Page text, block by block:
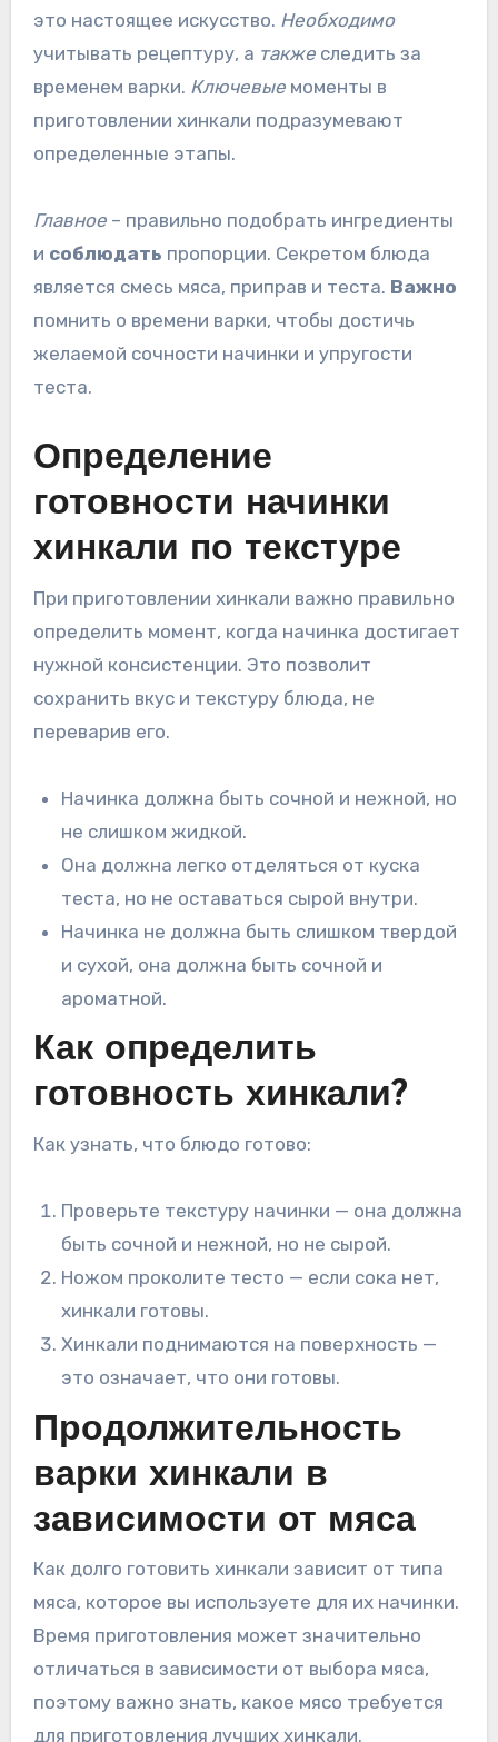
это настоящее искусство. Необходимо
учитывать рецептуру, а такжеследить за
временем варки. Ключевыемоменты в
приготовлении хинкали подразумевают
определенные этапы.
Главное– правильно подобрать ингредиенты
и соблюдать пропорции. Секретом блюда
является смесь мяса, приправ и теста. Важно
помнить о времени варки, чтобы достичь
желаемой сочности начинки и упругости
теста.
Определение
готовности начинки
хинкали по текстуре
При приготовлении хинкали важно правильно
определить момент, когда начинка достигает
нужной консистенции. Это позволит
сохранить вкус и текстуру блюда, не
переварив его.
Начинка должна быть сочной и нежной, но
не слишком жидкой.
Она должна легко отделяться от куска
теста, но не оставаться сырой внутри.
Начинка не должна быть слишком твердой
и сухой, она должна быть сочной и
ароматной.
Как определить
готовность хинкали?
Как узнать, что блюдо готово:
Проверьте текстуру начинки — она должна
быть сочной и нежной, но не сырой.
Ножом проколите тесто — если сока нет,
хинкали готовы.
Хинкали поднимаются на поверхность —
это означает, что они готовы.
Продолжительность
варки хинкали в
зависимости от мяса
Как долго готовить хинкали зависит от типа
мяса, которое вы используете для их начинки.
Время приготовления может значительно
отличаться в зависимости от выбора мяса,
поэтому важно знать, какое мясо требуется
для приготовления лучших хинкали.